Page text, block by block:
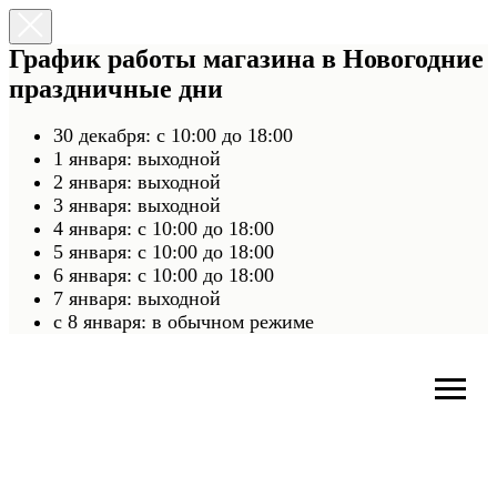
График работы магазина в Новогодние
праздничные дни
30 декабря: с 10:00 до 18:00
1 января: выходной
2 января: выходной
3 января: выходной
4 января: с 10:00 до 18:00
5 января: с 10:00 до 18:00
6 января: с 10:00 до 18:00
7 января: выходной
c 8 января: в обычном режиме